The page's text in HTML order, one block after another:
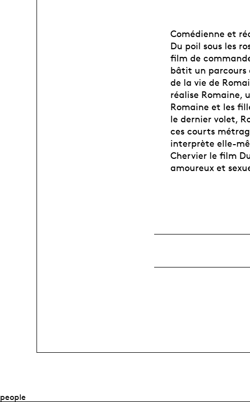
Comédienne et
Du poil sous les
film de
bâtit un parcours
de la vie de
réalise Romaine,
Romaine et les
le dernier volet,
ces courts
interprète elle-
Chervier le film
amoureux et
people